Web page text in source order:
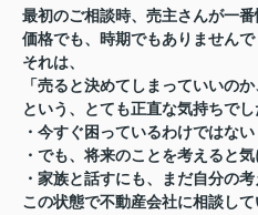
最初のご相談時、売主さんが一番
価格でも、時期でもありませんで
それは、
「売ると決めてしまっていいの
という、とても正直な気持ちでし
・今すぐ困っているわけではない
・でも、将来のことを考えると
・家族と話すにも、まだ自分の
この状態で不動産会社に相談して